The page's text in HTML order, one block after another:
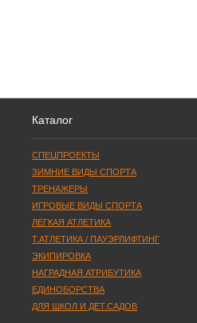
Каталог
СПЕЦПРОЕКТЫ
ЗИМНИЕ ВИДЫ СПОРТА
ТРЕНАЖЕРЫ
ИГРОВЫЕ ВИДЫ СПОРТА
ЛЕГКАЯ АТЛЕТИКА
Т.АТЛЕТИКА / ПАУЭРЛИФТИНГ
ЭКИПИРОВКА
НАГРАДНАЯ АТРИБУТИКА
ЕДИНОБОРСТВА
ДЛЯ ШКОЛ И ДЕТ.САДОВ